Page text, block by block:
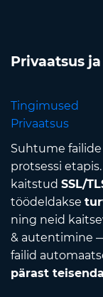
Privaatsus
Tingimused
Privaatsus
Suhtume
protsessi
kaitstud SSL/
töödeldakse
ning neid
& autentimine
failid
pärast